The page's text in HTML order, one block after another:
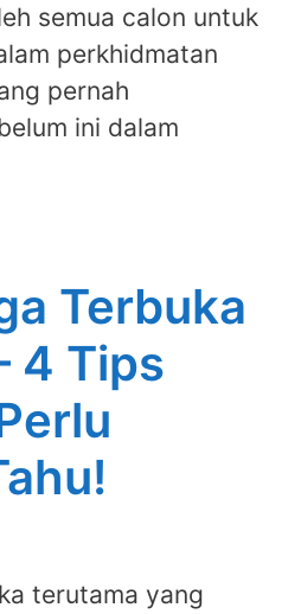
semua calon untuk
perkhidmatan
pernah
ini dalam
Terbuka
4 Tips
terutama yang